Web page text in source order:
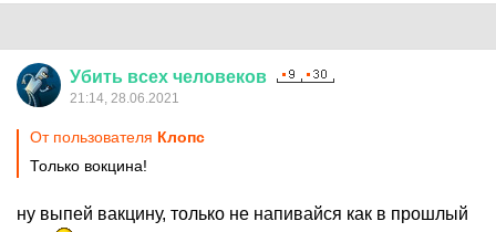
Убить всех человеков
21:14, 28.06.2021
От пользователя Клопс
Только вокцина!
ну выпей вакцину, только не напивайся как в прошлый